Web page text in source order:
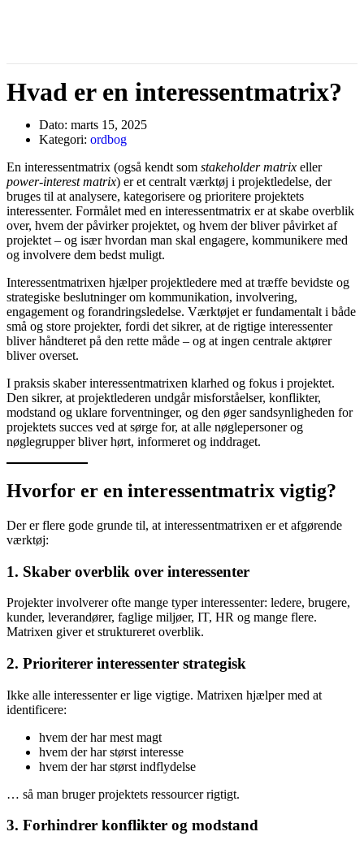
Hvad er en interessentmatrix?
Dato: marts 15, 2025
Kategori: ordbog
En interessentmatrix (også kendt som stakeholder matrix eller
power-interest matrix) er et centralt værktøj i projektledelse, der
bruges til at analysere, kategorisere og prioritere projektets
interessenter. Formålet med en interessentmatrix er at skabe overblik
over, hvem der påvirker projektet, og hvem der bliver påvirket af
projektet – og især hvordan man skal engagere, kommunikere med
og involvere dem bedst muligt.
Interessentmatrixen hjælper projektledere med at træffe bevidste og
strategiske beslutninger om kommunikation, involvering,
engagement og forandringsledelse. Værktøjet er fundamentalt i både
små og store projekter, fordi det sikrer, at de rigtige interessenter
bliver håndteret på den rette måde – og at ingen centrale aktører
bliver overset.
I praksis skaber interessentmatrixen klarhed og fokus i projektet.
Den sikrer, at projektlederen undgår misforståelser, konflikter,
modstand og uklare forventninger, og den øger sandsynligheden for
projektets succes ved at sørge for, at alle nøglepersoner og
nøglegrupper bliver hørt, informeret og inddraget.
Hvorfor er en interessentmatrix vigtig?
Der er flere gode grunde til, at interessentmatrixen er et afgørende
værktøj:
1. Skaber overblik over interessenter
Projekter involverer ofte mange typer interessenter: ledere, brugere,
kunder, leverandører, faglige miljøer, IT, HR og mange flere.
Matrixen giver et struktureret overblik.
2. Prioriterer interessenter strategisk
Ikke alle interessenter er lige vigtige. Matrixen hjælper med at
identificere:
hvem der har mest magt
hvem der har størst interesse
hvem der har størst indflydelse
… så man bruger projektets ressourcer rigtigt.
3. Forhindrer konflikter og modstand